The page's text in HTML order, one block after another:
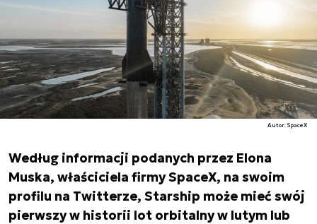
Autor. SpaceX
Według informacji podanych przez Elona
Muska, właściciela firmy SpaceX, na swoim
profilu na Twitterze, Starship może mieć swój
pierwszy w historii lot orbitalny w lutym lub